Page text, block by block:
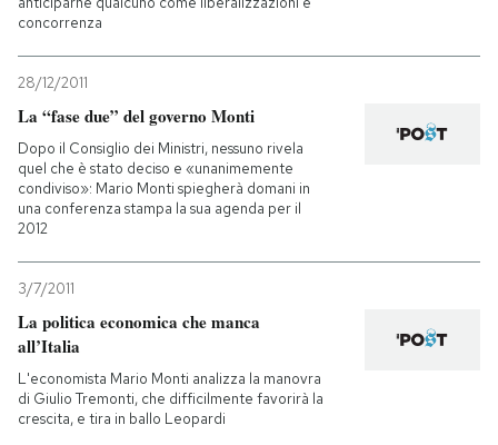
concorrenza
28/12/2011
La “fase due” del governo Monti
Dopo il Consiglio dei Ministri, nessuno rivela
quel che è stato deciso e «unanimemente
condiviso»: Mario Monti spiegherà domani in
una conferenza stampa la sua agenda per il
2012
3/7/2011
La politica economica che manca
all’Italia
L'economista Mario Monti analizza la manovra
di Giulio Tremonti, che difficilmente favorirà la
crescita, e tira in ballo Leopardi